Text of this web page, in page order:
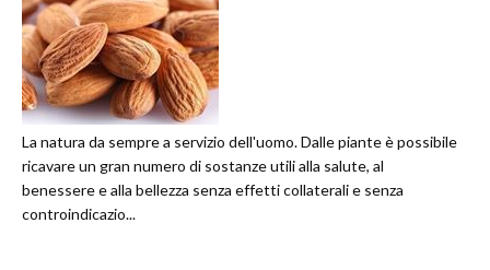
La natura da sempre a servizio dell'uomo. Dalle piante è possibile
ricavare un gran numero di sostanze utili alla salute, al
benessere e alla bellezza senza effetti collaterali e senza
controindicazio...